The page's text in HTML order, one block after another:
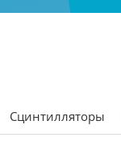
Сцинтилляторы